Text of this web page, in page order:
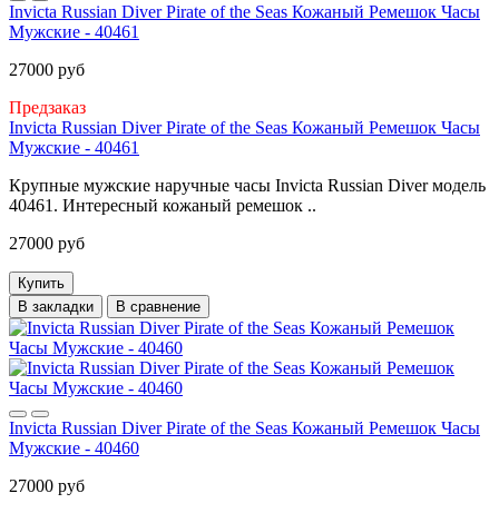
Invicta Russian Diver Pirate of the Seas Кожаный Ремешок Часы
Мужские - 40461
27000 руб
Предзаказ
Invicta Russian Diver Pirate of the Seas Кожаный Ремешок Часы
Мужские - 40461
Крупные мужские наручные часы Invicta Russian Diver модель
40461. Интересный кожаный ремешок ..
27000 руб
Купить
В закладки
В сравнение
Invicta Russian Diver Pirate of the Seas Кожаный Ремешок Часы
Мужские - 40460
27000 руб